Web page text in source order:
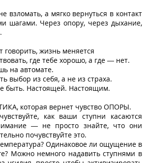
взломать, а мягко вернуться в контакт
шагами. Через опору, через дыхание,
говорить, жизнь меняется
где тебе хорошо, а где — нет.
на автомате.
выбор из себя, а не из страха.
быть. Настоящей. Настоящим.
которая вернет чувство ОПОРЫ.
как ваши ступни касаются
— не просто знайте, что они
почувствуйте это.
Одинаковое ли ощущение в
Можно немного надавить ступнями в